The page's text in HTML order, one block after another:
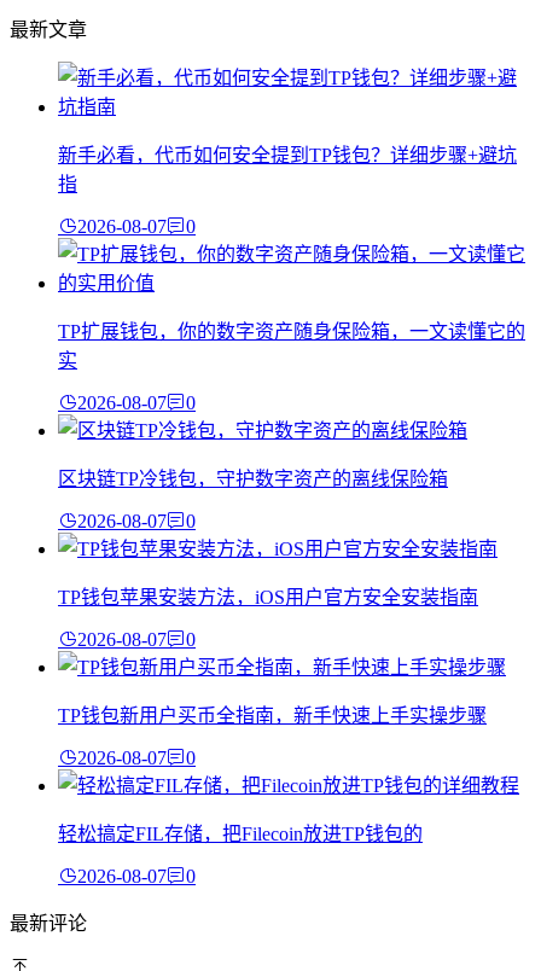
最新文章
新手必看，代币如何安全提到TP钱包？详细步骤+避坑
指
2026-08-07 0
TP扩展钱包，你的数字资产随身保险箱，一文读懂它的
实
2026-08-07 0
区块链TP冷钱包，守护数字资产的离线保险箱
2026-08-07 0
TP钱包苹果安装方法，iOS用户官方安全安装指南
2026-08-07 0
TP钱包新用户买币全指南，新手快速上手实操步骤
2026-08-07 0
轻松搞定FIL存储，把Filecoin放进TP钱包的
2026-08-07 0
最新评论